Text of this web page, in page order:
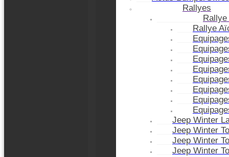
Rallyes
Rallye
Jeep Winter
Jeep Winter
Jeep Winter
Jeep Winter